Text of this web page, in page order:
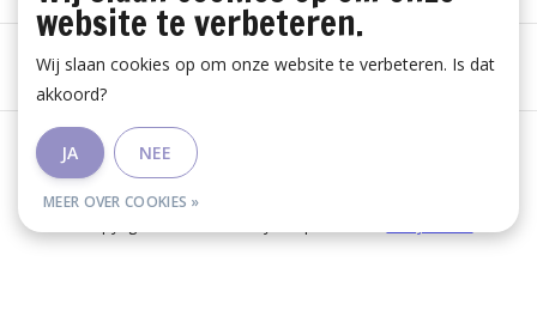
Algemene voorwaarden
website te verbeteren.
Wij slaan cookies op om onze website te verbeteren. Is dat
akkoord?
JA NEE
MEER OVER COOKIES »